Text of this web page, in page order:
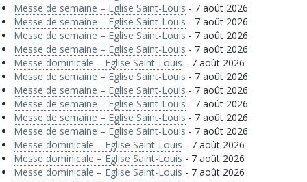
Messe de semaine – Eglise Saint-Louis - 7 août 2026
Messe de semaine – Eglise Saint-Louis - 7 août 2026
Messe de semaine – Eglise Saint-Louis - 7 août 2026
Messe de semaine – Eglise Saint-Louis - 7 août 2026
Messe dominicale – Eglise Saint-Louis - 7 août 2026
Messe de semaine – Eglise Saint-Louis - 7 août 2026
Messe de semaine – Eglise Saint-Louis - 7 août 2026
Messe de semaine – Eglise Saint-Louis - 7 août 2026
Messe de semaine – Eglise Saint-Louis - 7 août 2026
Messe de semaine – Eglise Saint-Louis - 7 août 2026
Messe dominicale – Eglise Saint-Louis - 7 août 2026
Messe dominicale – Eglise Saint-Louis - 7 août 2026
Messe dominicale – Eglise Saint-Louis - 7 août 2026